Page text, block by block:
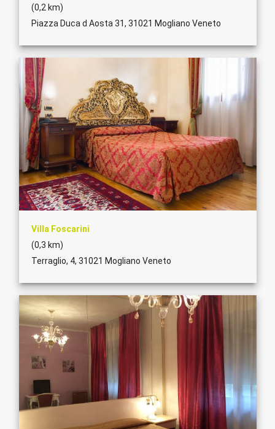
(0,2 km)
Piazza Duca d Aosta 31, 31021 Mogliano Veneto
Villa Foscarini
(0,3 km)
Terraglio, 4, 31021 Mogliano Veneto